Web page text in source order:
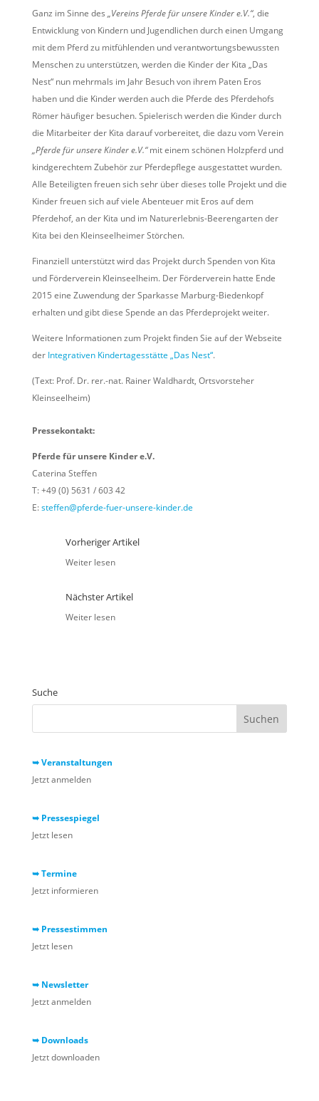
Ganz im Sinne des „Vereins Pferde für unsere Kinder e.V.“, die
Entwicklung von Kindern und Jugendlichen durch einen Umgang
mit dem Pferd zu mitfühlenden und verantwortungsbewussten
Menschen zu unterstützen, werden die Kinder der Kita „Das
Nest“ nun mehrmals im Jahr Besuch von ihrem Paten Eros
haben und die Kinder werden auch die Pferde des Pferdehofs
Römer häufiger besuchen. Spielerisch werden die Kinder durch
die Mitarbeiter der Kita darauf vorbereitet, die dazu vom Verein
„Pferde für unsere Kinder e.V.“mit einem schönen Holzpferd und
kindgerechtem Zubehör zur Pferdepflege ausgestattet wurden.
Alle Beteiligten freuen sich sehr über dieses tolle Projekt und die
Kinder freuen sich auf viele Abenteuer mit Eros auf dem
Pferdehof, an der Kita und im Naturerlebnis-Beerengarten der
Kita bei den Kleinseelheimer Störchen.
Finanziell unterstützt wird das Projekt durch Spenden von Kita
und Förderverein Kleinseelheim. Der Förderverein hatte Ende
2015 eine Zuwendung der Sparkasse Marburg-Biedenkopf
erhalten und gibt diese Spende an das Pferdeprojekt weiter.
Weitere Informationen zum Projekt finden Sie auf der Webseite
der Integrativen Kindertagesstätte „Das Nest“.
(Text: Prof. Dr. rer.-nat. Rainer Waldhardt, Ortsvorsteher
Kleinseelheim)
Pressekontakt:
Pferde für unsere Kinder e.V.
Caterina Steffen
T: +49 (0) 5631 / 603 42
E:steffen@pferde-fuer-unsere-kinder.de
Vorheriger Artikel
Weiter lesen
Nächster Artikel
Weiter lesen
Suche
➥ Veranstaltungen
Jetzt anmelden
➥ Pressespiegel
Jetzt lesen
➥ Termine
Jetzt informieren
➥ Pressestimmen
Jetzt lesen
➥ Newsletter
Jetzt anmelden
➥ Downloads
Jetzt downloaden